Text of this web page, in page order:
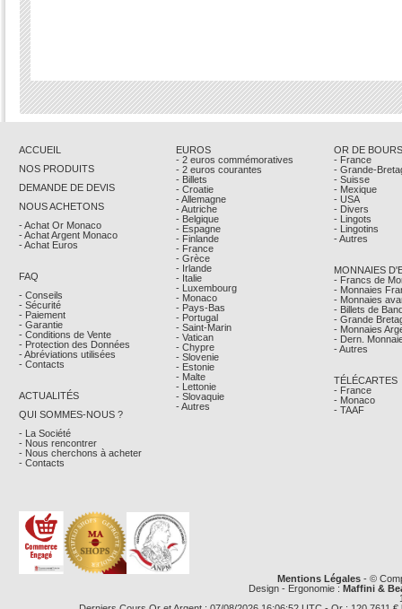
ACCUEIL
NOS PRODUITS
DEMANDE DE DEVIS
NOUS ACHETONS
- Achat Or Monaco
- Achat Argent Monaco
- Achat Euros
FAQ
- Conseils
- Sécurité
- Paiement
- Garantie
- Conditions de Vente
- Protection des Données
- Abréviations utilisées
- Contacts
ACTUALITÉS
QUI SOMMES-NOUS ?
- La Société
- Nous rencontrer
- Nous cherchons à acheter
- Contacts
EUROS
- 2 euros commémoratives
- 2 euros courantes
- Billets
- Croatie
- Allemagne
- Autriche
- Belgique
- Espagne
- Finlande
- France
- Grèce
- Irlande
- Italie
- Luxembourg
- Monaco
- Pays-Bas
- Portugal
- Saint-Marin
- Vatican
- Chypre
- Slovenie
- Estonie
- Malte
- Lettonie
- Slovaquie
- Autres
OR DE
- France
- Grande-
- Suisse
- Mexique
- USA
- Divers
- Lingots
- Lingotins
- Autres
MONNAIES
- Francs de
- Monnaies
- Monnaies
- Billets de
- Grande
- Monnaies
- Dern.
- Autres
TÉLÉCARTES
- France
- Monaco
- TAAF
Mentions Légales- ©
Design - Ergonomie : Maffini &